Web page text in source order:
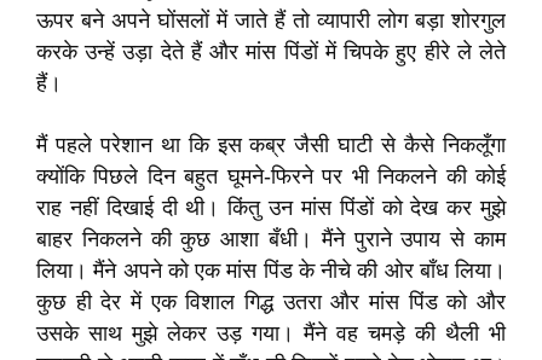
ऊपर बने अपने घोंसलों में जाते हैं तो व्यापारी लोग बड़ा शोरगुल
करके उन्हें उड़ा देते हैं और मांस पिंडों में चिपके हुए हीरे ले लेते
हैं।
मैं पहले परेशान था कि इस कब्र जैसी घाटी से कैसे निकलूँगा
क्योंकि पिछले दिन बहुत घूमने-फिरने पर भी निकलने की कोई
राह नहीं दिखाई दी थी। किंतु उन मांस पिंडों को देख कर मुझे
बाहर निकलने की कुछ आशा बँधी। मैंने पुराने उपाय से काम
लिया। मैंने अपने को एक मांस पिंड के नीचे की ओर बाँध लिया।
कुछ ही देर में एक विशाल गिद्ध उतरा और मांस पिंड को और
उसके साथ मुझे लेकर उड़ गया। मैंने वह चमड़े की थैली भी